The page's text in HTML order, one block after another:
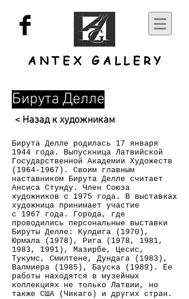
ANTEX GALLERY
Бирута Делле
< Назад к художникам
Бирута Делле родилась 17 января
1944 года. Выпускница Латвийской
Государственной Академии Художеств
(1964-1967) . Своим главным
наставником Бирута Делле считает
Ансиса Стунду. Член Союза
художников с 1975 года. В выставках
художница принимает участие
с 1967 года. Города, где
проводились персональные выставки
Бируты Делле: Кулдига (1970),
Юрмала (1978), Рига (1978, 1981,
1983, 1991), Мазирбе, Цесис,
Тукумс, Смилтене, Дундага (1983),
Валмиера (1985), Бауска (1989). Ее
работы находятся в музейных
коллекциях не только Латвии, но
также США (Чикаго) и других стран.